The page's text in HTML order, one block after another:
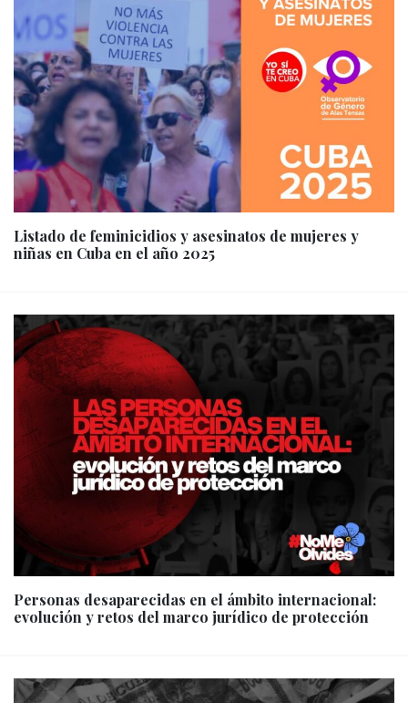
Listado de feminicidios y asesinatos de mujeres y
niñas en Cuba en el año 2025
Personas desaparecidas en el ámbito internacional:
evolución y retos del marco jurídico de protección